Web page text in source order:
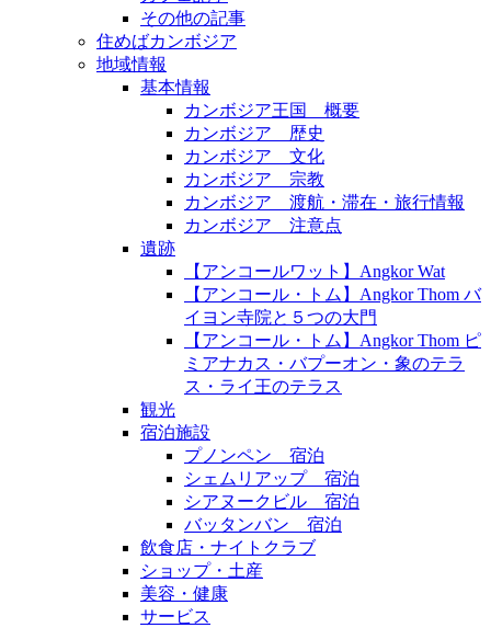
その他の記事
住めばカンボジア
地域情報
基本情報
カンボジア王国 概要
カンボジア 歴史
カンボジア 文化
カンボジア 宗教
カンボジア 渡航・滞在・旅行情報
カンボジア 注意点
遺跡
【アンコールワット】Angkor Wat
【アンコール・トム】Angkor Thom バ
イヨン寺院と５つの大門
【アンコール・トム】Angkor Thom ピ
ミアナカス・バプーオン・象のテラ
ス・ライ王のテラス
観光
宿泊施設
プノンペン 宿泊
シェムリアップ 宿泊
シアヌークビル 宿泊
バッタンバン 宿泊
飲食店・ナイトクラブ
ショップ・土産
美容・健康
サービス